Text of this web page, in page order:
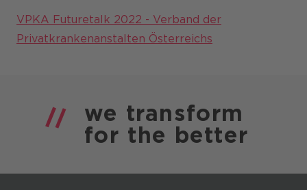
VPKA Futuretalk 2022 - Verband der
Privatkrankenanstalten Österreichs
we transform
for the better